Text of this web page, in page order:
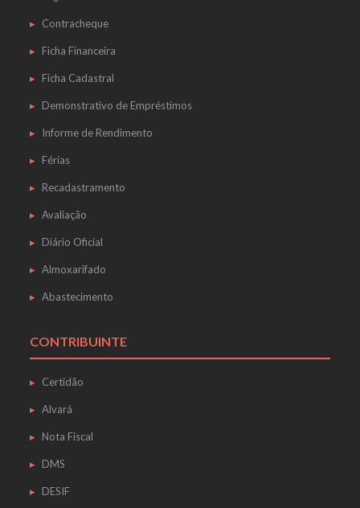
Contracheque
Ficha Financeira
Ficha Cadastral
Demonstrativo de Empréstimos
Informe de Rendimento
Férias
Recadastramento
Avaliação
Diário Oficial
Almoxarifado
Abastecimento
CONTRIBUINTE
Certidão
Alvará
Nota Fiscal
DMS
DESIF